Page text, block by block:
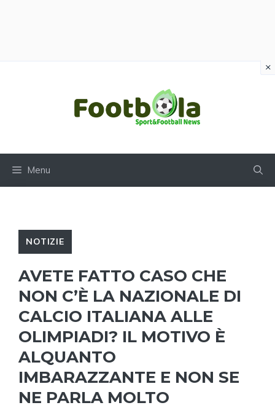
Menu
NOTIZIE
AVETE FATTO CASO CHE
NON C’È LA NAZIONALE DI
CALCIO ITALIANA ALLE
OLIMPIADI? IL MOTIVO È
ALQUANTO
IMBARAZZANTE E NON SE
NE PARLA MOLTO
×